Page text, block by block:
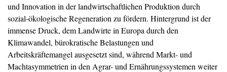
und Innovation in der landwirtschaftlichen Produktion durch
sozial-ökologische Regeneration zu fördern. Hintergrund ist der
immense Druck, dem Landwirte in Europa durch den
Klimawandel, bürokratische Belastungen und
Arbeitskräftemangel ausgesetzt sind, während Markt- und
Machtasymmetrien in den Agrar- und Ernährungssystemen weiter